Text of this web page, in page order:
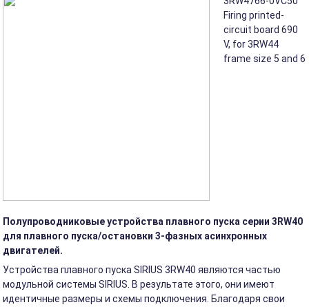
Firing printed-
circuit board 690
V, for 3RW44
frame size 5 and 6
Полупроводниковые устройства плавного пуска серии 3RW40
для плавного пуска/остановки 3-фазных асинхронных
двигателей.
Устройства плавного пуска SIRIUS 3RW40 являются частью
модульной системы SIRIUS. В результате этого, они имеют
идентичные размеры и схемы подключения. Благодаря свои